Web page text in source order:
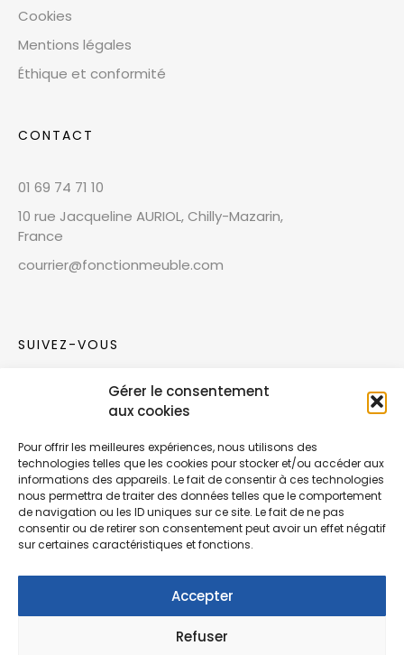
Gérer le consentement
aux cookies
Pour offrir les meilleures expériences, nous utilisons des
technologies telles que les cookies pour stocker et/ou accéder aux
informations des appareils. Le fait de consentir à ces technologies
nous permettra de traiter des données telles que le comportement
de navigation ou les ID uniques sur ce site. Le fait de ne pas
consentir ou de retirer son consentement peut avoir un effet négatif
sur certaines caractéristiques et fonctions.
Accepter
Refuser
Cookies
Mentions légales
Éthique et conformité
CONTACT
01 69 74 71 10
10 rue Jacqueline AURIOL, Chilly-Mazarin,
France
courrier@fonctionmeuble.com
SUIVEZ-VOUS
Rejoignez notre communauté sur les réseaux
Nouvelles collections, vie de l’équipe ou
inspirations : soyez informés de nos dernières
actualités.
© Copyright Fonction Meuble